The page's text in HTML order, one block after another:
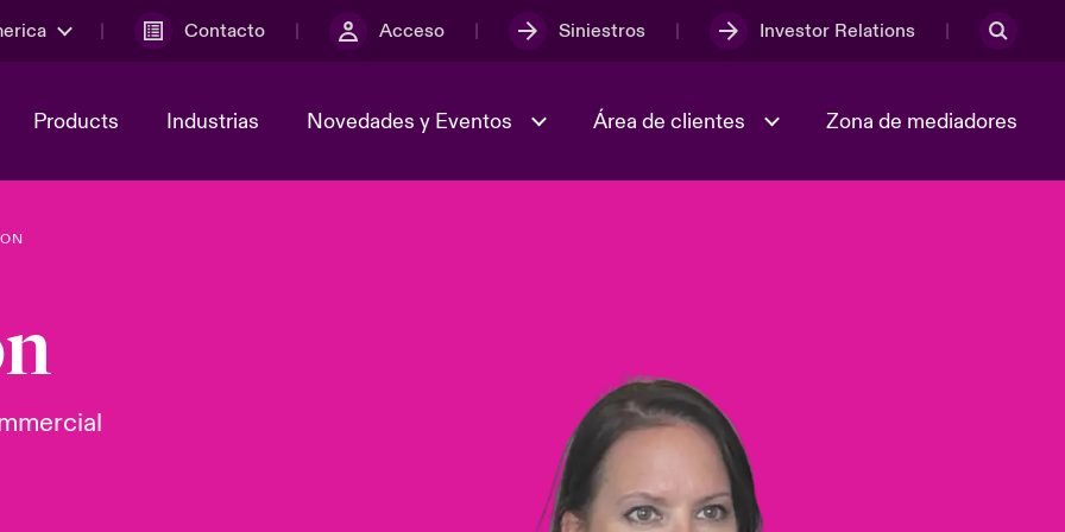
Contacto Acceso Siniestros Investor Relations
comité de
Products Industrias Novedades y Eventos Área de clientes Zona de mediadores